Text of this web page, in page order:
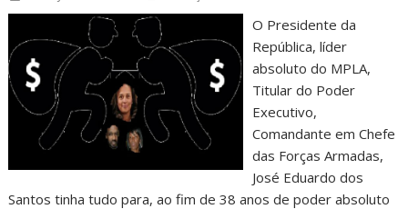
O Presidente da
República, líder
absoluto do MPLA,
Titular do Poder
Executivo,
Comandante em Chefe
das Forças Armadas,
José Eduardo dos
Santos tinha tudo para, ao fim de 38 anos de poder absoluto